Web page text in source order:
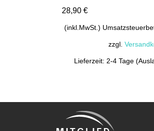
28,90 €
(inkl.MwSt.)
zzgl.
Lieferzeit: 2-4 Tage